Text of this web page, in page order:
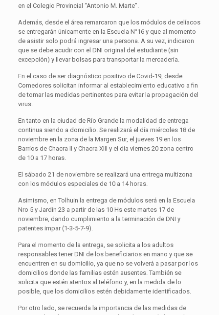
en el Colegio Provincial “Antonio M. Marte”.
Además, desde el área remarcaron que los módulos de celíacos
se entregarán únicamente en la Escuela N°16 y que al momento
de asistir solo podrá ingresar una persona. A su vez, indicaron
que se debe acudir con el DNI original del estudiante (sin
excepción) y llevar bolsas para transportar la mercadería.
En el caso de ser diagnóstico positivo de Covid-19, desde
Comedores solicitan informar al establecimiento educativo a fin
de tomar las medidas pertinentes para evitar la propagación del
virus.
En tanto en la ciudad de Río Grande la modalidad de entrega
continua siendo a domicilio. Se realizará el día miércoles 18 de
noviembre en la zona de la Margen Sur, el jueves 19 en los
Barrios de Chacra II y Chacra XIII y el día viernes 20 zona centro
de 10 a 17 horas.
El sábado 21 de noviembre se realizará una entrega multizona
con los módulos especiales de 10 a 14 horas.
Asimismo, en Tolhuin la entrega de módulos será en la Escuela
Nro 5 y Jardin 23 a partir de las 10 Hs este martes 17 de
noviembre, dando cumplimiento a la terminación de DNI y
patentes impar (1-3-5-7-9).
Para el momento de la entrega, se solicita a los adultos
responsables tener DNI de los beneficiarios en mano y que se
encuentren en su domicilio, ya que no se volverá a pasar por los
domicilios donde las familias estén ausentes. También se
solicita que estén atentos al teléfono y, en la medida de lo
posible, que los domicilios estén debidamente identificados.
Por otro lado, se recuerda la importancia de las medidas de